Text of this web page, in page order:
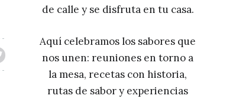
de calle y se disfruta en tu casa.
Aquí celebramos los sabores que
nos unen: reuniones en torno a
la mesa, recetas con historia,
rutas de sabor y experiencias